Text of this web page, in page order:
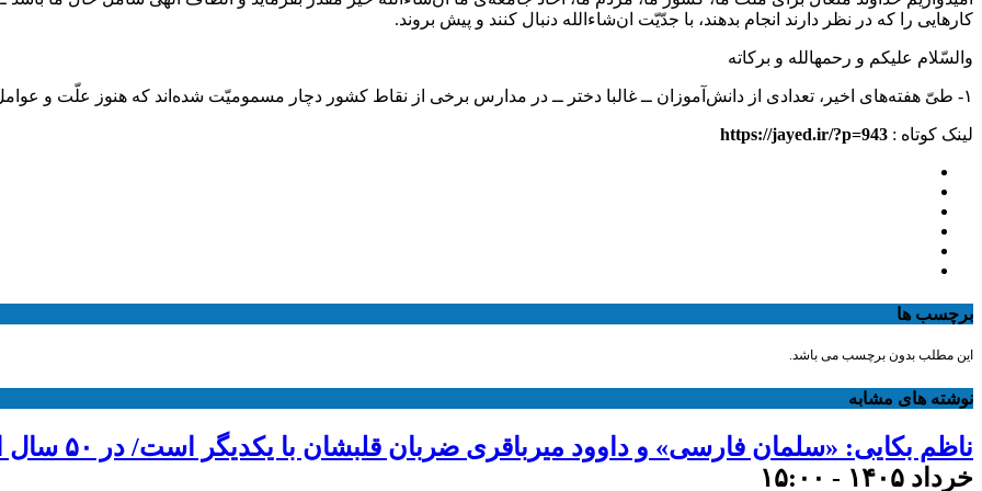
کارهایی را که در نظر دارند انجام بدهند، با جدّیّت ان‌شاءالله دنبال کنند و پیش بروند.
والسّلام علیکم و رحمهالله و برکاته
۱- طیّ هفته‌های اخیر، تعدادی از دانش‌آموزان ــ غالبا دختر ــ در مدارس برخی از نقاط کشور دچار مسمومیّت شده‌اند که هنوز علّت و عوامل آن به طور دقیق شناسایی نشده است.
لینک کوتاه : https://jayed.ir/?p=943
برچسب ها
این مطلب بدون برچسب می باشد.
نوشته های مشابه
ناظم بکایی: «سلمان فارسی» و داوود میرباقری ضربان قلبشان با یکدیگر است/ در ۵۰ سال اخیر هیچ اثری درباره سلمان نداشتیم
خرداد ۱۴۰۵ - ۱۵:۰۰